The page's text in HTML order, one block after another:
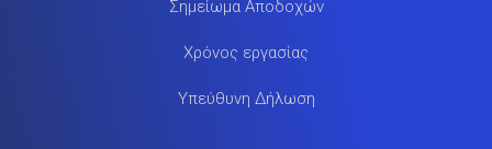
Σημείωμα Αποδοχών
Χρόνος εργασίας
Υπεύθυνη Δήλωση